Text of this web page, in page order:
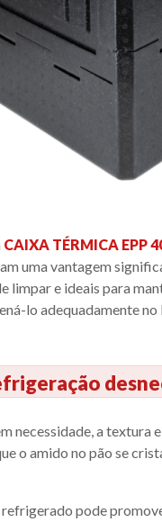
CAIXA TÉRMICA EPP
uma vantagem
limpar e ideais para
lo adequadamente no
necessidade, a
o amido no pão se
pode